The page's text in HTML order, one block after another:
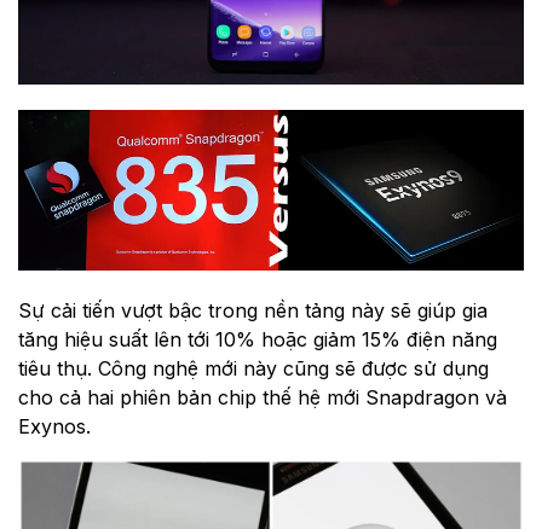
Sự cải tiến vượt bậc trong nền tảng này sẽ giúp gia
tăng hiệu suất lên tới 10% hoặc giảm 15% điện năng
tiêu thụ. Công nghệ mới này cũng sẽ được sử dụng
cho cả hai phiên bản chip thế hệ mới Snapdragon và
Exynos.